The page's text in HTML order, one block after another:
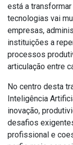
está a
tecnologias vai
empresas,
instituições a
processos
articulação entre
No centro desta
Inteligência
inovação,
desafios
profissional e